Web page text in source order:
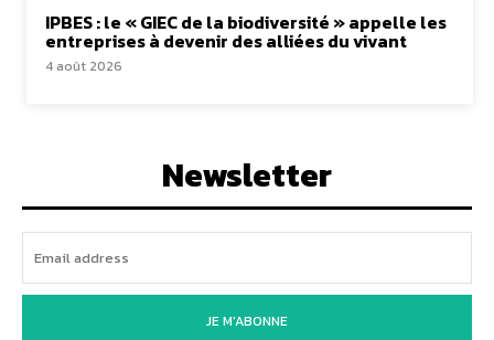
IPBES : le « GIEC de la biodiversité » appelle les
entreprises à devenir des alliées du vivant
4 août 2026
Newsletter
JE M'ABONNE